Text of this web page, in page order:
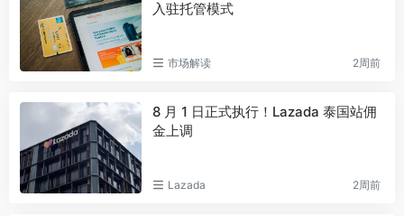
入驻托管模式
市场解读 2周前
8 月 1 日正式执行！Lazada 泰国站佣
金上调
Lazada 2周前